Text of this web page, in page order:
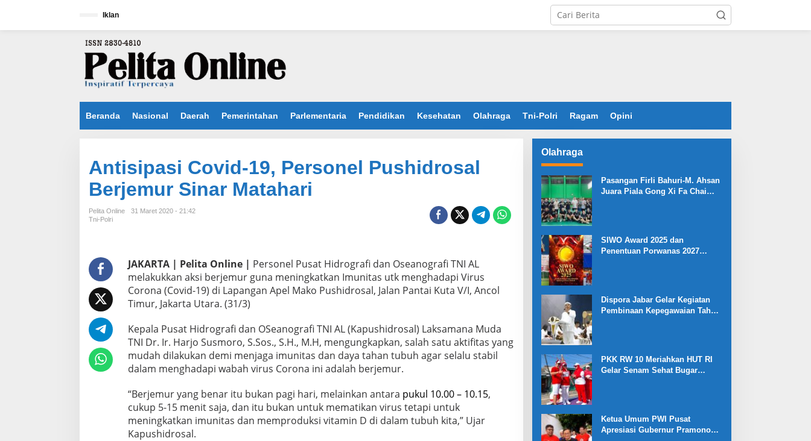
Iklan
Beranda Nasional Daerah Pemerintahan Parlementaria Pendidikan Kesehatan Olahraga Tni-Polri Ragam Opini
Antisipasi Covid-19, Personel Pushidrosal
Berjemur Sinar Matahari
Pelita Online
31 Maret 2020 - 21:42
Tni-Polri
JAKARTA | Pelita Online | Personel Pusat Hidrografi dan Oseanografi TNI AL
melakukkan aksi berjemur guna meningkatkan Imunitas utk menghadapi Virus
Corona (Covid-19) di Lapangan Apel Mako Pushidrosal, Jalan Pantai Kuta V/I, Ancol
Timur, Jakarta Utara. (31/3)
Kepala Pusat Hidrografi dan OSeanografi TNI AL (Kapushidrosal) Laksamana Muda
TNI Dr. Ir. Harjo Susmoro, S.Sos., S.H., M.H, mengungkapkan, salah satu aktifitas yang
mudah dilakukan demi menjaga imunitas dan daya tahan tubuh agar selalu stabil
dalam menghadapi wabah virus Corona ini adalah berjemur.
“Berjemur yang benar itu bukan pagi hari, melainkan antara pukul 10.00 – 10.15,
cukup 5-15 menit saja, dan itu bukan untuk mematikan virus tetapi untuk
meningkatkan imunitas dan memproduksi vitamin D di dalam tubuh kita,” Ujar
Kapushidrosal.
Olahraga
Pasangan Firli Bahuri-M. Ahsan
Juara Piala Gong Xi Fa Chai
SIWO Award 2025 dan
Penentuan Porwanas 2027
Dispora Jabar Gelar Kegiatan
Pembinaan Kepegawaian Tahun
PKK RW 10 Meriahkan HUT RI
Gelar Senam Sehat Bugar
Ketua Umum PWI Pusat
Apresiasi Gubernur Pramono